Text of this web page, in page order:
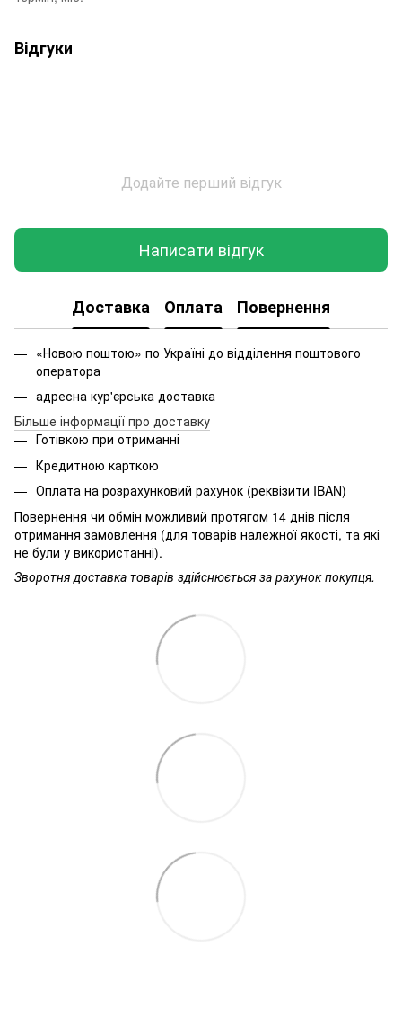
Відгуки
Додайте перший відгук
Написати відгук
Доставка Оплата Повернення
«Новою поштою» по Україні до відділення поштового
оператора
адресна кур'єрська доставка
Більше інформації про доставку
Готівкою при отриманні
Кредитною карткою
Оплата на розрахунковий рахунок (реквізити IBAN)
Повернення чи обмін можливий протягом 14 днів після
отримання замовлення (для товарів належної якості, та які
не були у використанні).
Зворотня доставка товарів здійснюється за рахунок покупця.